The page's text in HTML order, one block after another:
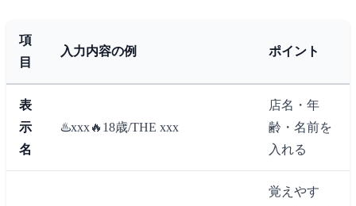
項
目
入力内容の例 ポイント
表
示
名
♨️xxx🔥18歳/THE xxx
店名・年
齢・名前を
入れる
覚えやす